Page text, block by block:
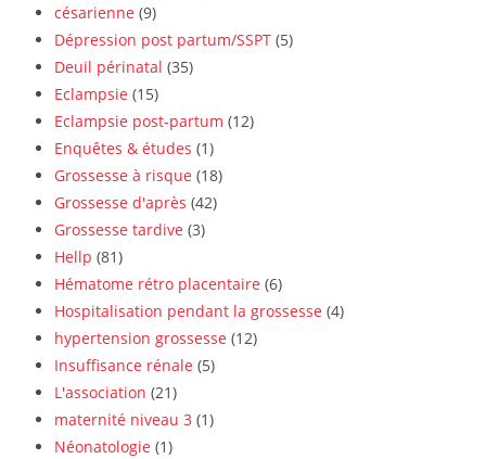
césarienne (9)
Dépression post partum/SSPT (5)
Deuil périnatal (35)
Eclampsie (15)
Eclampsie post-partum (12)
Enquêtes & études (1)
Grossesse à risque (18)
Grossesse d'après (42)
Grossesse tardive (3)
Hellp (81)
Hématome rétro placentaire (6)
Hospitalisation pendant la grossesse (4)
hypertension grossesse (12)
Insuffisance rénale (5)
L'association (21)
maternité niveau 3 (1)
Néonatologie (1)